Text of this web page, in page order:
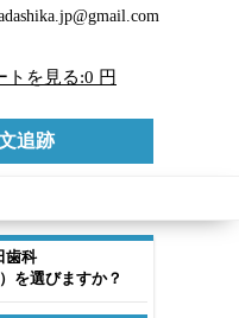
トを見る:0 円
追跡
歯科
を選びますか？